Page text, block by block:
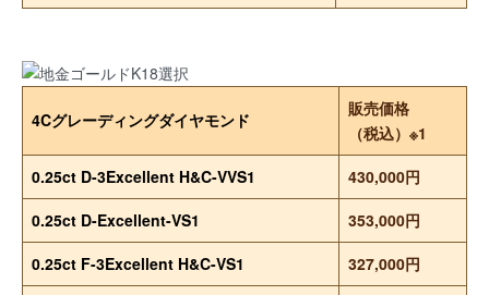
4Cグレーディングダイヤモンド
販売価格
（税込）※1
0.25ct D-3Excellent H&C-VVS1
430,000円
0.25ct D-Excellent-VS1
353,000円
0.25ct F-3Excellent H&C-VS1
327,000円